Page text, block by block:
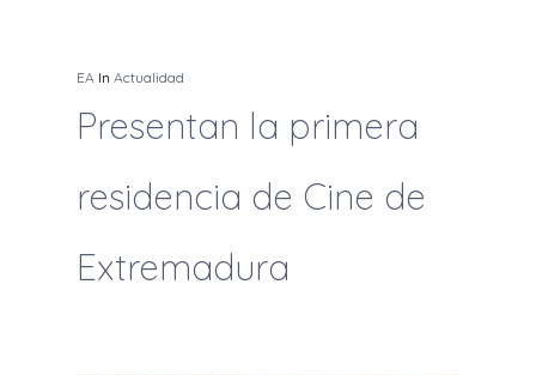
EA In Actualidad
Presentan la primera
residencia de Cine de
Extremadura